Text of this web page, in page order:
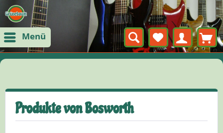
Menü
Produkte von Bosworth